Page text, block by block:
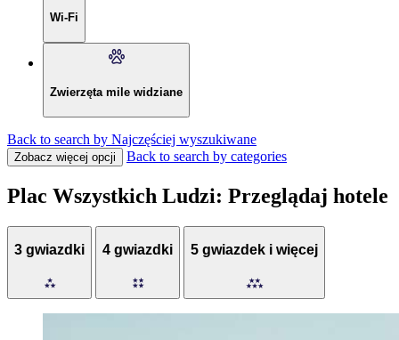
Wi-Fi
Zwierzęta mile widziane
Back to search by Najczęściej wyszukiwane
Zobacz więcej opcji Back to search by categories
Plac Wszystkich Ludzi: Przeglądaj hotele
3 gwiazdki 4 gwiazdki 5 gwiazdek i więcej